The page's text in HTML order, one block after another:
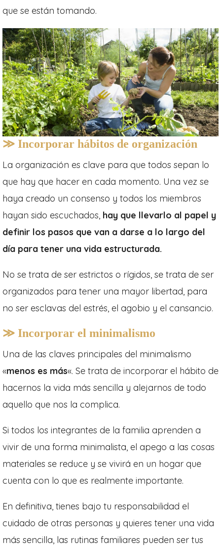
que se están tomando.
≫ Incorporar hábitos de organización
La organización es clave para que todos sepan lo
que hay que hacer en cada momento. Una vez se
haya creado un consenso y todos los miembros
hayan sido escuchados, hay que llevarlo al papel y
definir los pasos que van a darse a lo largo del
día para tener una vida estructurada.
No se trata de ser estrictos o rígidos, se trata de ser
organizados para tener una mayor libertad, para
no ser esclavas del estrés, el agobio y el cansancio.
≫ Incorporar el minimalismo
Una de las claves principales del minimalismo
«menos es más«. Se trata de incorporar el hábito de
hacernos la vida más sencilla y alejarnos de todo
aquello que nos la complica.
Si todos los integrantes de la familia aprenden a
vivir de una forma minimalista, el apego a las cosas
materiales se reduce y se vivirá en un hogar que
cuenta con lo que es realmente importante.
En definitiva, tienes bajo tu responsabilidad el
cuidado de otras personas y quieres tener una vida
más sencilla, las rutinas familiares pueden ser tus